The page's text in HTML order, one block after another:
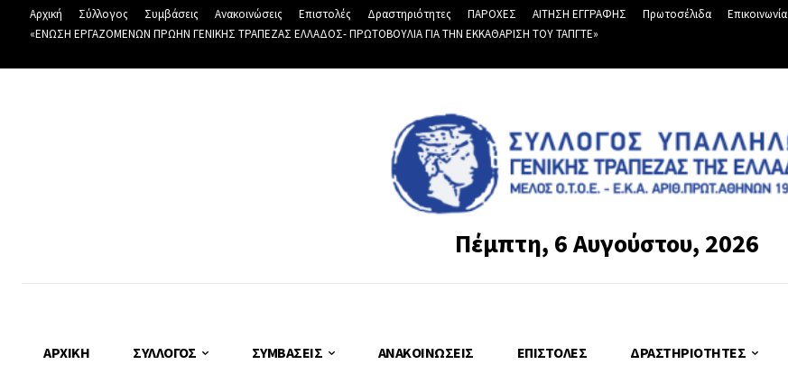
Αρχική Σύλλογος Συμβάσεις Ανακοινώσεις Επιστολές Δραστηριότητες ΠΑΡΟΧΕΣ ΑΙΤΗΣΗ ΕΓΓΡΑΦΗΣ Πρωτοσέλιδα
Επικοινωνία
«ΕΝΩΣΗ ΕΡΓΑΖΟΜΕΝΩΝ ΠΡΩΗΝ ΓΕΝΙΚΗΣ ΤΡΑΠΕΖΑΣ ΕΛΛΑΔΟΣ- ΠΡΩΤΟΒΟΥΛΙΑ ΓΙΑ ΤΗΝ ΕΚΚΑΘΑΡΙΣΗ ΤΟΥ ΤΑΠΓΤΕ»
Πέμπτη, 6 Αυγούστου, 2026
ΑΡΧΙΚΉ ΣΎΛΛΟΓΟΣ ΣΥΜΒΆΣΕΙΣ ΑΝΑΚΟΙΝΏΣΕΙΣ ΕΠΙΣΤΟΛΈΣ ΔΡΑΣΤΗΡΙΌΤΗΤΕΣ